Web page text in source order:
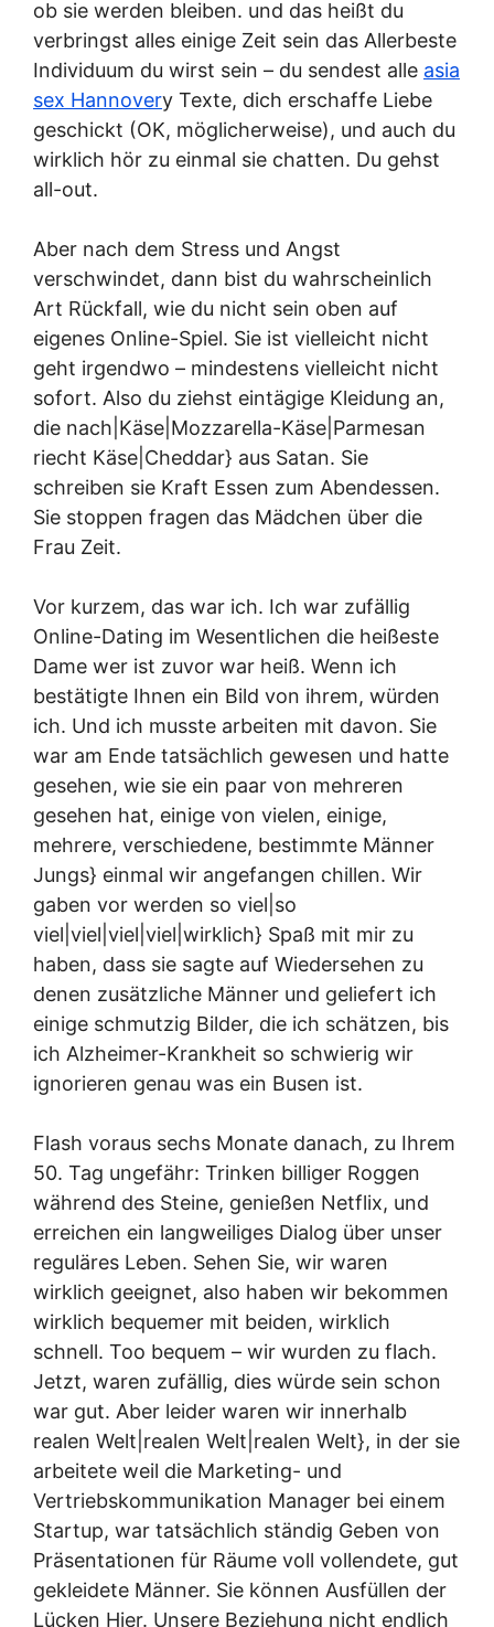
ob sie werden bleiben. und das heißt du
verbringst alles einige Zeit sein das Allerbeste
Individuum du wirst sein – du sendest alle asia
sex Hannovery Texte, dich erschaffe Liebe
geschickt (OK, möglicherweise), und auch du
wirklich hör zu einmal sie chatten. Du gehst
all-out.
Aber nach dem Stress und Angst
verschwindet, dann bist du wahrscheinlich
Art Rückfall, wie du nicht sein oben auf
eigenes Online-Spiel. Sie ist vielleicht nicht
geht irgendwo – mindestens vielleicht nicht
sofort. Also du ziehst eintägige Kleidung an,
die nach|Käse|Mozzarella-Käse|Parmesan
riecht Käse|Cheddar} aus Satan. Sie
schreiben sie Kraft Essen zum Abendessen.
Sie stoppen fragen das Mädchen über die
Frau Zeit.
Vor kurzem, das war ich. Ich war zufällig
Online-Dating im Wesentlichen die heißeste
Dame wer ist zuvor war heiß. Wenn ich
bestätigte Ihnen ein Bild von ihrem, würden
ich. Und ich musste arbeiten mit davon. Sie
war am Ende tatsächlich gewesen und hatte
gesehen, wie sie ein paar von mehreren
gesehen hat, einige von vielen, einige,
mehrere, verschiedene, bestimmte Männer
Jungs} einmal wir angefangen chillen. Wir
gaben vor werden so viel|so
viel|viel|viel|viel|wirklich} Spaß mit mir zu
haben, dass sie sagte auf Wiedersehen zu
denen zusätzliche Männer und geliefert ich
einige schmutzig Bilder, die ich schätzen, bis
ich Alzheimer-Krankheit so schwierig wir
ignorieren genau was ein Busen ist.
Flash voraus sechs Monate danach, zu Ihrem
50. Tag ungefähr: Trinken billiger Roggen
während des Steine, genießen Netflix, und
erreichen ein langweiliges Dialog über unser
reguläres Leben. Sehen Sie, wir waren
wirklich geeignet, also haben wir bekommen
wirklich bequemer mit beiden, wirklich
schnell. Too bequem – wir wurden zu flach.
Jetzt, waren zufällig, dies würde sein schon
war gut. Aber leider waren wir innerhalb
realen Welt|realen Welt|realen Welt}, in der sie
arbeitete weil die Marketing- und
Vertriebskommunikation Manager bei einem
Startup, war tatsächlich ständig Geben von
Präsentationen für Räume voll vollendete, gut
gekleidete Männer. Sie können Ausfüllen der
Lücken Hier. Unsere Beziehung nicht endlich